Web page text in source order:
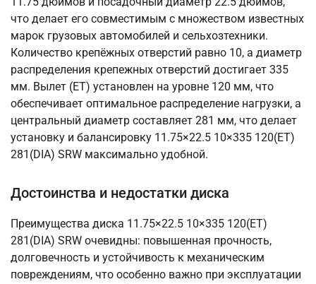
что делает его совместимым с множеством известных
марок грузовых автомобилей и сельхозтехники.
Количество крепёжных отверстий равно 10, а диаметр
распределения крепежных отверстий достигает 335
мм. Вылет (ET) установлен на уровне 120 мм, что
обеспечивает оптимальное распределение нагрузки, а
центральный диаметр составляет 281 мм, что делает
установку и балансировку 11.75×22.5 10×335 120(ET)
281(DIA) SRW максимально удобной.
Достоинства и недостатки диска
Преимущества диска 11.75×22.5 10×335 120(ET)
281(DIA) SRW очевидны: повышенная прочность,
долговечность и устойчивость к механическим
повреждениям, что особенно важно при эксплуатации